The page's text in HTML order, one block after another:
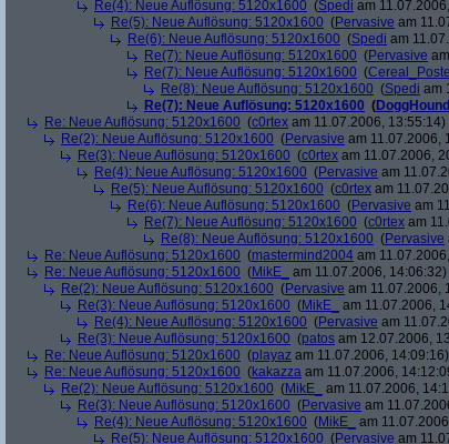
Re(4): Neue Auflösung: 5120x1600 (Spedi am
Re(5): Neue Auflösung: 5120x1600 (Pervasive am
Re(6): Neue Auflösung: 5120x1600 (Spedi am
Re(7): Neue Auflösung: 5120x1600 (Pervasive
Re(7): Neue Auflösung: 5120x1600 (
Re(8): Neue Auflösung: 5120x1600 (Spedi am
Re(7): Neue Auflösung: 5120x1600 (DoggHound
Re: Neue Auflösung: 5120x1600 (c0rtex am 11.07.2006, 13:55:14)
Re(2): Neue Auflösung: 5120x1600 (Pervasive am 11.07.2006,
Re(3): Neue Auflösung: 5120x1600 (c0rtex am 11.07.2006,
Re(4): Neue Auflösung: 5120x1600 (Pervasive am
Re(5): Neue Auflösung: 5120x1600 (c0rtex am
Re(6): Neue Auflösung: 5120x1600 (Pervasive am
Re(7): Neue Auflösung: 5120x1600 (c0rtex am
Re(8): Neue Auflösung: 5120x1600 (Pervasive
Re: Neue Auflösung: 5120x1600 (mastermind2004 am
Re: Neue Auflösung: 5120x1600 (MikE_
am 11.07.2006, 14:06:32)
Re(2): Neue Auflösung: 5120x1600 (Pervasive am 11.07.2006,
Re(3): Neue Auflösung: 5120x1600 (MikE_
am 11.07.2006,
Re(4): Neue Auflösung: 5120x1600 (Pervasive am
Re(3): Neue Auflösung: 5120x1600 (patos am 12.07.2006,
Re: Neue Auflösung: 5120x1600 (playaz am 11.07.2006, 14:09:16)
Re: Neue Auflösung: 5120x1600 (kakazza am 11.07.2006,
Re(2): Neue Auflösung: 5120x1600 (MikE_
am 11.07.2006,
Re(3): Neue Auflösung: 5120x1600 (Pervasive am
Re(4): Neue Auflösung: 5120x1600 (MikE_
am
Re(5): Neue Auflösung: 5120x1600 (Pervasive am